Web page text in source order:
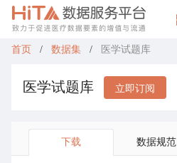
首页 / 数据集 / 医学试题库
医学试题库 立即订阅
下载 数据规范